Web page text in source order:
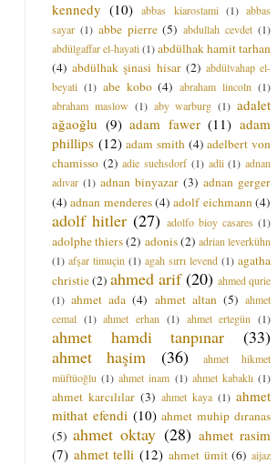
kennedy (10) abbas kiarostami (1) abbas
sayar (1) abbe pierre (5) abdullah cevdet (1)
abdülgaffar el-hayati(1)abdülhak hamit tarhan
(4) abdülhak şinasi hisar (2) abdülvahap el-
beyati (1) abe kobo (4) abraham lincoln (1)
abraham maslow (1) aby warburg (1) adalet
ağaoğlu (9) adam fawer (11) adam
phillips (12) adam smith (4) adelbert von
chamisso (2) adie suehsdorf (1) adli (1) adnan
adıvar (1) adnan binyazar (3) adnan gerger
(4) adnan menderes(4) adolf eichmann (4)
adolf hitler (27) adolfo bioy casares (1)
adolphe thiers(2) adonis(2) adrian leverkühn
(1) afşar timuçin (1) agah sırrı levend (1) agatha
christie(2) ahmed arif (20) ahmed qurie
(1) ahmet ada (4) ahmet altan (5) ahmet
cemal (1) ahmet erhan (1) ahmet ertegün (1)
ahmet hamdi tanpınar
(33)
ahmet haşim
(36)
ahmet hikmet
müftüoğlu (1) ahmet inam (1) ahmet kabaklı (1)
ahmet karcılılar (3) ahmet kaya (1) ahmet
mithat efendi (10) ahmet muhip dıranas
(5) ahmet oktay (28) ahmet rasim
(7) ahmet telli (12) ahmet ümit (6) aijaz